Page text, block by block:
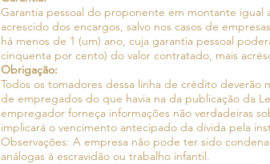
Garantia pessoal do proponente em montante igual
acrescido dos encargos, salvo nos casos de
há menos de 1 (um) ano, cuja garantia pessoal
cinquenta por cento) do valor contratado, mais
Obrigação:
Todos os tomadores dessa linha de crédito deverão
de empregados do que havia na da publicação da
empregador forneça informações não verdadeiras
implicará o vencimento antecipado da dívida pela
Observações: A empresa não pode ter sido
análogas à escravidão ou trabalho infantil.